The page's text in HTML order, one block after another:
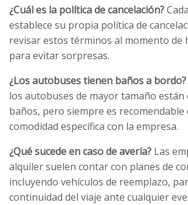
¿Cuál es la política de cancelación?
establece su propia política de
revisar estos términos al momento de
para evitar sorpresas.
¿Los autobuses tienen baños a bordo?
los autobuses de mayor tamaño están
baños, pero siempre es
comodidad específica con la empresa.
¿Qué sucede en caso de avería? Las
alquiler suelen contar con planes de
incluyendo vehículos de reemplazo,
continuidad del viaje ante cualquier